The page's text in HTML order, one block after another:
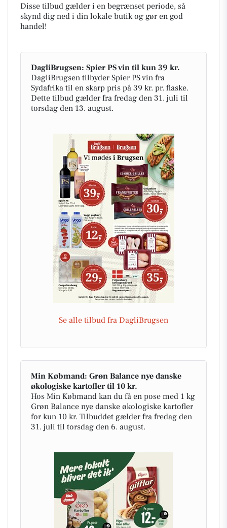
Disse tilbud gælder i en begrænset periode, så
skynd dig ned i din lokale butik og gør en god
handel!
DagliBrugsen: Spier PS vin til kun 39 kr.
DagliBrugsen tilbyder Spier PS vin fra
Sydafrika til en skarp pris på 39 kr. pr. flaske.
Dette tilbud gælder fra fredag den 31. juli til
torsdag den 13. august.
Se alle tilbud fra DagliBrugsen
Min Købmand: Grøn Balance nye danske
økologiske kartofler til 10 kr.
Hos Min Købmand kan du få en pose med 1 kg
Grøn Balance nye danske økologiske kartofler
for kun 10 kr. Tilbuddet gælder fra fredag den
31. juli til torsdag den 6. august.